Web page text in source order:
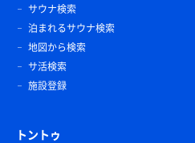
サウナ検索
泊まれるサウナ検索
地図から検索
サ活検索
施設登録
トントゥ